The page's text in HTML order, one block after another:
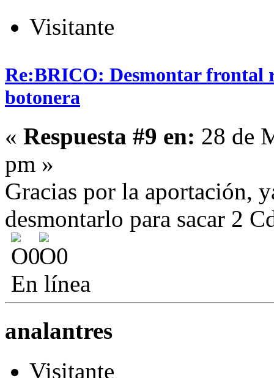
Visitante
Re:BRICO: Desmontar frontal
botonera
« Respuesta #9 en: 28 de
pm »
Gracias por la aportación,
desmontarlo para sacar 2
En línea
analantres
Visitante